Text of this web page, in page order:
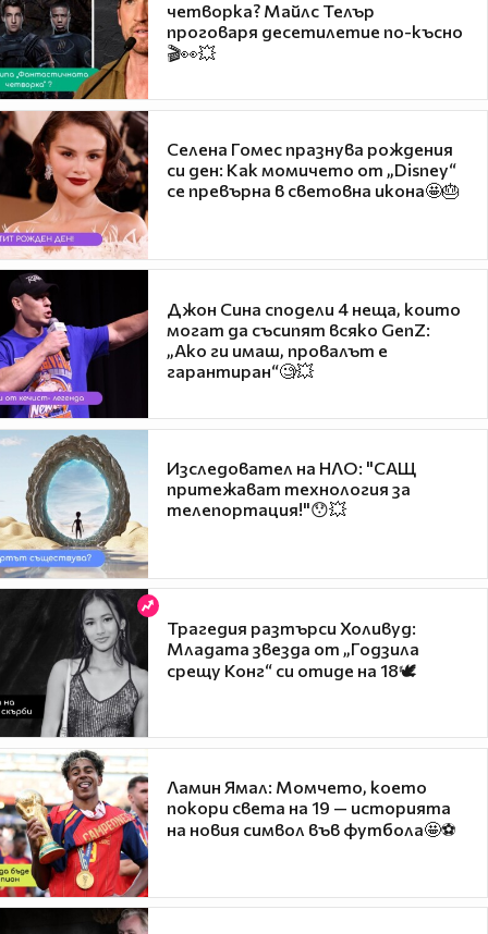
четворка? Майлс Телър
проговаря десетилетие по-късно
🎬👀💥
Селена Гомес празнува рождения
си ден: Как момичето от „Disney“
се превърна в световна икона🤩🎂
Джон Сина сподели 4 неща, които
могат да съсипят всяко GenZ:
„Ако ги имаш, провалът е
гарантиран“🧐💥
Изследовател на НЛО: "САЩ
притежават технология за
телепортация!"😯💥
Трагедия разтърси Холивуд:
Младата звезда от „Годзила
срещу Конг“ си отиде на 18🕊️
Ламин Ямал: Момчето, което
покори света на 19 — историята
на новия символ във футбола🤩⚽